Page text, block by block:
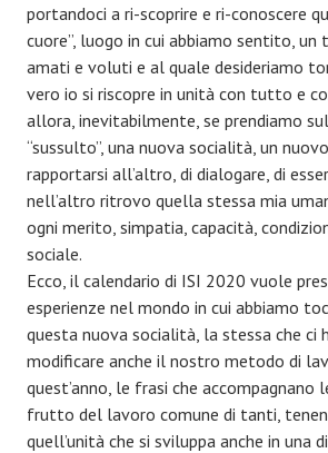
portandoci a ri-scoprire e ri-conoscere
cuore”, luogo in cui abbiamo sentito, un
amati e voluti e al quale desideriamo
vero io si riscopre in unità con tutto e
allora, inevitabilmente, se prendiamo
“sussulto”, una nuova socialità, un
rapportarsi all’altro, di dialogare, di
nell’altro ritrovo quella stessa mia
ogni merito, simpatia, capacità,
sociale.
Ecco, il calendario di ISI 2020 vuole
esperienze nel mondo in cui abbiamo
questa nuova socialità, la stessa che ci
modificare anche il nostro metodo di
quest’anno, le frasi che
frutto del lavoro comune di tanti,
quell’unità che si sviluppa anche in una